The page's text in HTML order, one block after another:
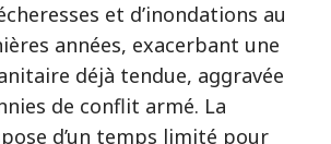
et d’inondations au
années, exacerbant une
déjà tendue, aggravée
de conflit armé. La
d’un temps limité pour